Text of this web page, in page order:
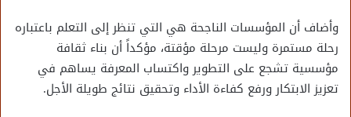
وأضاف أن المؤسسات الناجحة هي التي تنظر إلى التعلم باعتباره
رحلة مستمرة وليست مرحلة مؤقتة، مؤكداً أن بناء ثقافة
مؤسسية تشجع على التطوير واكتساب المعرفة يساهم في
تعزيز الابتكار ورفع كفاءة الأداء وتحقيق نتائج طويلة الأجل.